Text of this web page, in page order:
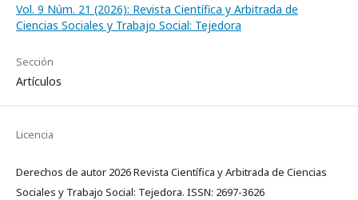
Vol. 9 Núm. 21 (2026): Revista Científica y Arbitrada de
Ciencias Sociales y Trabajo Social: Tejedora
Sección
Artículos
Licencia
Derechos de autor 2026 Revista Científica y Arbitrada de Ciencias
Sociales y Trabajo Social: Tejedora. ISSN: 2697-3626